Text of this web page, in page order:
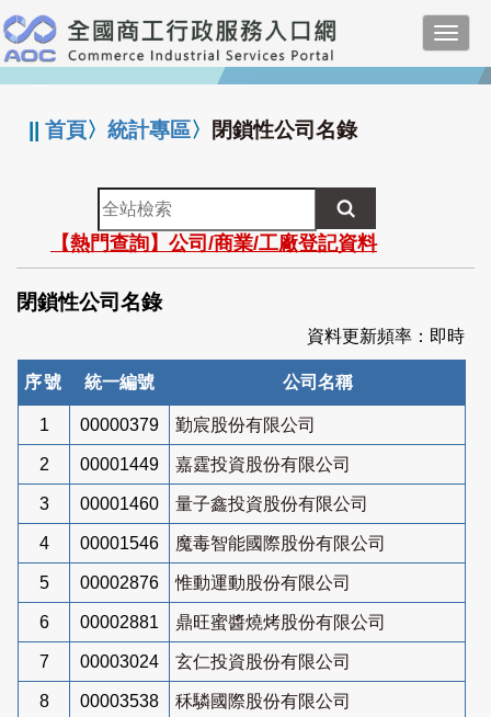
跳
到
主
要
:::
||首頁〉統計專區〉 閉鎖性公司名錄
全
站
檢
索
【熱門查詢】公司/商業/工廠登記資料
閉鎖性公司名錄
資料更新頻率：即時
序號 統一編號 公司名稱
1 00000379 勤宸股份有限公司
2 00001449 嘉霆投資股份有限公司
3 00001460 量子鑫投資股份有限公司
4 00001546 魔毒智能國際股份有限公司
5 00002876 惟動運動股份有限公司
6 00002881 鼎旺蜜醬燒烤股份有限公司
7 00003024 玄仁投資股份有限公司
8 00003538 秝驎國際股份有限公司